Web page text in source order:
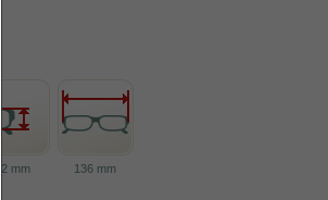
42 mm 136 mm